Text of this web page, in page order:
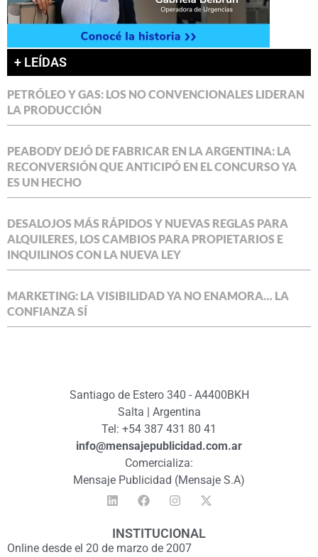
+ LEÍDAS
PETRÓLEO Y GAS: LOS NO CONVENCIONALES LIDERAN
LA PRODUCCIÓN
PEABODY DEJÓ DE FABRICAR EN LA ARGENTINA: LA
RECONVERSIÓN QUE ANTICIPÓ EN EL CONCURSO YA
ES UN HECHO
DESALOJOS MÁS RÁPIDOS Y NUEVAS REGLAS PARA
ALQUILERES, LOS CAMBIOS PARA PROPIETARIOS E
INQUILINOS CON LA NUEVA LEY
MARKETING: LA VISIBILIDAD YA NO ENAMORA… LA
CONFIANZA SÍ
Santiago de Estero 340 - A4400BKH
Salta | Argentina
Tel: +54 387 431 80 41
info@mensajepublicidad.com.ar
Comercializa:
Mensaje Publicidad (Mensaje S.A)
INSTITUCIONAL
Online desde el 20 de marzo de 2007